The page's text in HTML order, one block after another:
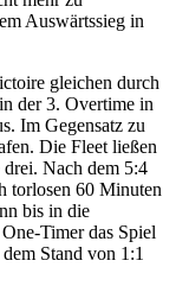
Auswärtssieg in
gleichen durch
der 3. Overtime in
Im Gegensatz zu
Die Fleet ließen
Nach dem 5:4
torlosen 60 Minuten
bis in die
Timer das Spiel
Stand von 1:1